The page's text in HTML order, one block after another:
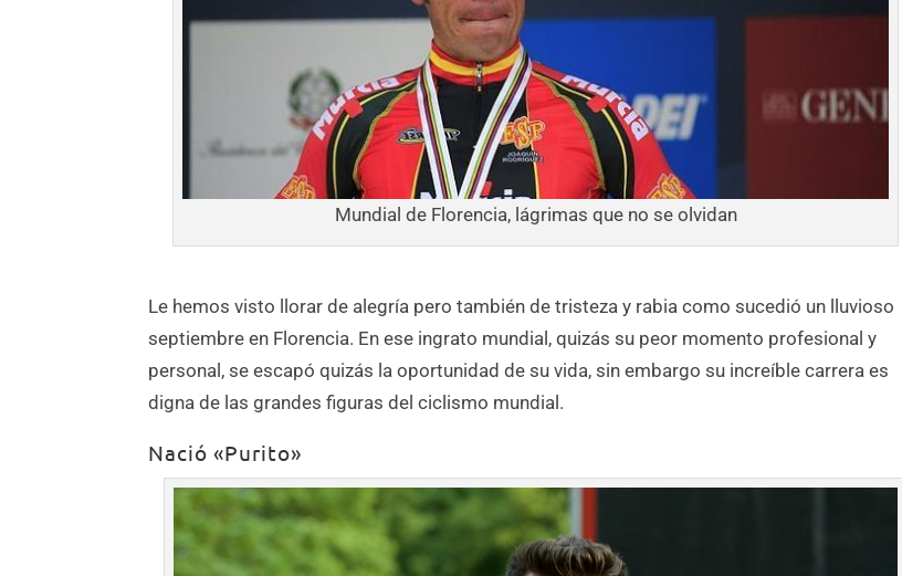
Mundial de Florencia, lágrimas que no se olvidan
Le hemos visto llorar de alegría pero también de tristeza y rabia como sucedió un lluvioso
septiembre en Florencia. En ese ingrato mundial, quizás su peor momento profesional y
personal, se escapó quizás la oportunidad de su vida, sin embargo su increíble carrera es
digna de las grandes figuras del ciclismo mundial.
Nació «Purito»